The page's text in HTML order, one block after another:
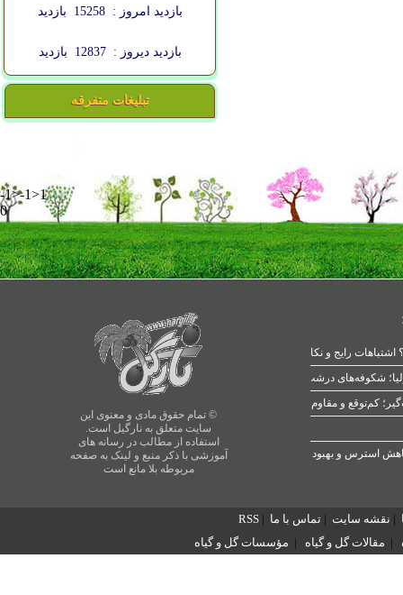
بازدید امروز : 15258 بازدید
بازدید دیروز : 12837 بازدید
تبلیغات متفرقه
-1>-1>1
0
© تمام حقوق مادی و معنوی این
سایت متعلق به نارگیل است.
استفاده از مطالب در رسانه های
آموزشی با ذکر منبع و لینک به صفحه
مربوطه بلا مانع است
رایج و نکات طلایی
شکوفه‌های درشت در بهار
| نقشه سایت | تماس با ما |
RSS
| مقالات گل و گیاه | مؤسسات گل و گیاه